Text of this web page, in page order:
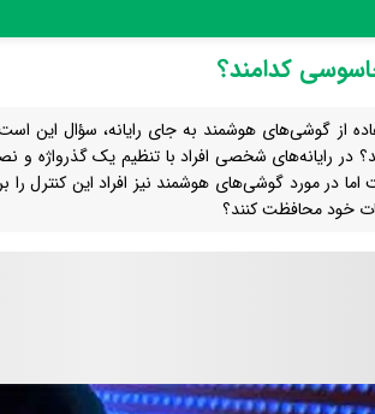
کدامند؟
از گوشی‌های هوشمند به جای رایانه، سؤال این
در رایانه‌های شخصی افراد با تنظیم یک گذرواژه
در مورد گوشی‌های هوشمند نیز افراد این کنترل
خود محافظت کنند؟